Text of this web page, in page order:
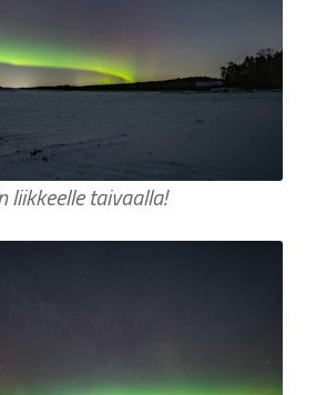
liikkeelle taivaalla!